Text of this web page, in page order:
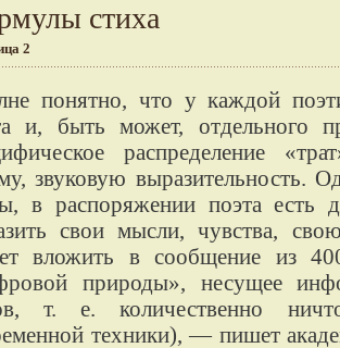
стиха
2
понятно, что у каждой
и, быть может, отдельного
распределение
звуковую выразительность.
в распоряжении поэта есть
свои мысли, чувства,
вложить в сообщение из
природы», несущее
т. е. количественно
техники), — пишет